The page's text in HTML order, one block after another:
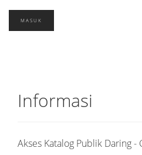
Informasi
Akses Katalog Publik Daring -